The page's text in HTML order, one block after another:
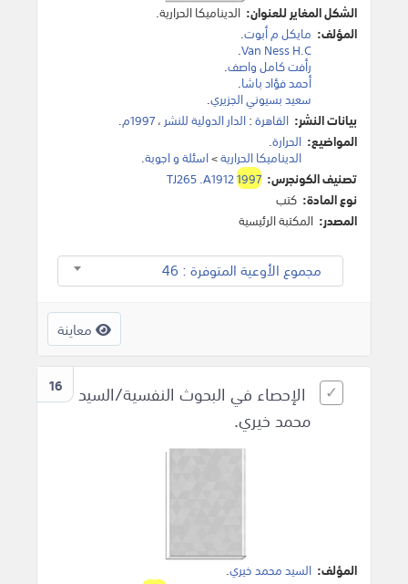
الشكل المغاير للعنوان: الديناميكا الحرارية.
المؤلف: مايكل م أبوت.
Van Ness H.C
.
رأفت كامل واصف.
أحمد فؤاد باشا.
سعيد بسيوني الجزيري.
بيانات النشر: القاهرة:الدار الدولية للنشر ،1997م .
المواضيع: الحرارة.
الديناميكا الحرارية>اسئلة و اجوبة.
تصنيف الكونجرس:
TJ265 .A19121997
نوع المادة: كتب
المصدر: المكتبة الرئيسية
مجموع الأوعية المتوفرة : 46
معاينة
16
الإحصاء في البحوث النفسية/السيد
محمد خيري.
المؤلف: السيد محمد خيري.